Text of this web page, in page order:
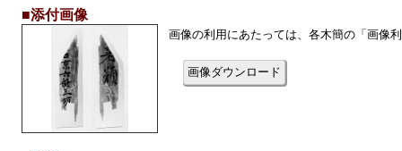
■添付画像
画像の利用にあたっては、各木簡の「画像
画像ダウンロード